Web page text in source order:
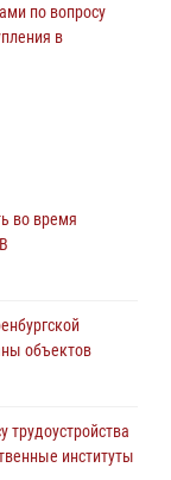
по вопросу
в
Дня
в тяжелой
детских
году
во время
объектов
трудоустройства
институты